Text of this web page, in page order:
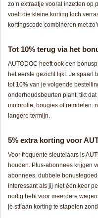
zo’n extraatje vooral inzetten op
voelt die kleine korting toch
kortingscode combineren met
Tot 10% terug via het
AUTODOC heeft ook een
het eerste gezicht lijkt. Je spaart
tot 10% van je volgende
onderhoudsbeurten plant, tikt
motorolie, bougies of remdelen:
langere termijn.
5% extra korting voor
Voor frequente sleutelaars is
houden. Plus-abonnees krijgen
abonnees, dubbele
interessant als jij niet één keer
nodig hebt voor meerdere
je stilaan korting te stapelen